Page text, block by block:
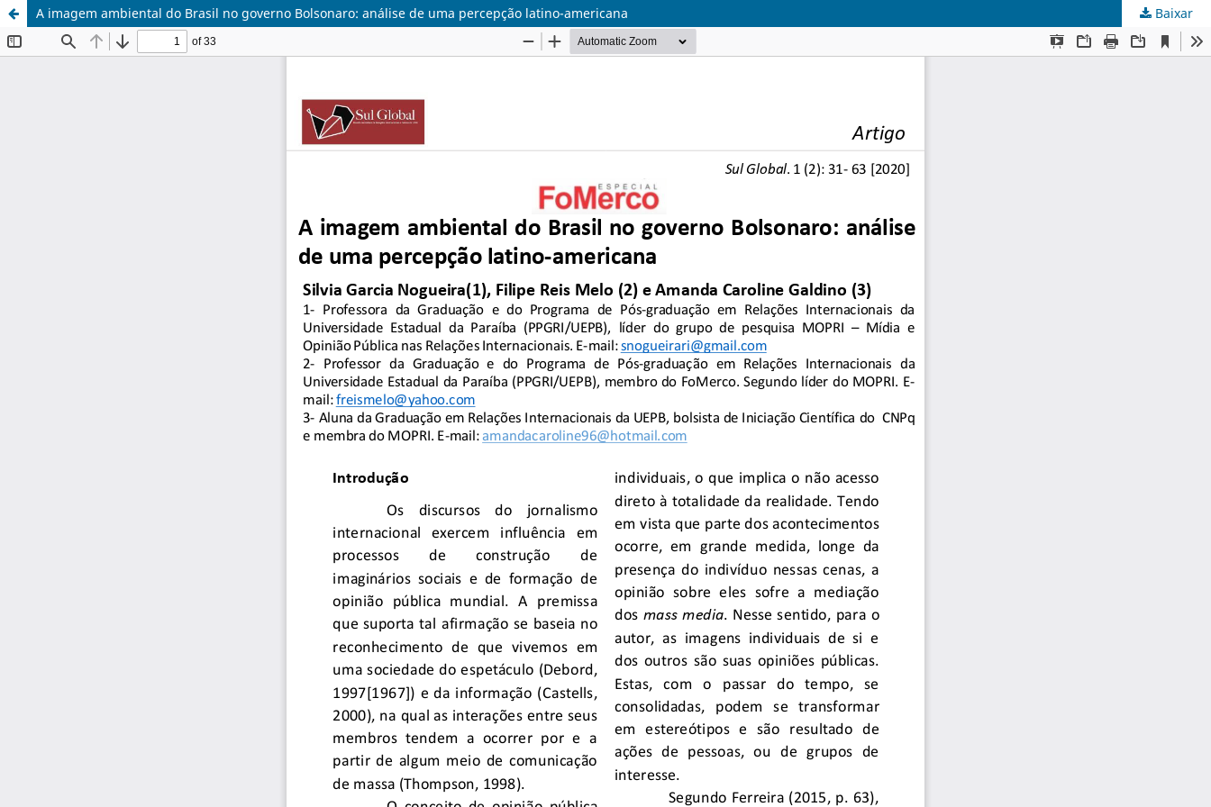
A imagem ambiental do Brasil no governo Bolsonaro: análise de uma percepção latino-americana Baixar